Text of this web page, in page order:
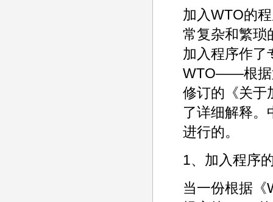
加入WTO的
常复杂和繁琐
加入程序作了
WTO——根据
修订的《关于
了详细解释。
进行的。
1、加入程序
当一份根据《